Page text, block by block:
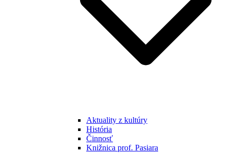
Aktuality z kultúry
História
Činnosť
Knižnica prof. Pasiara